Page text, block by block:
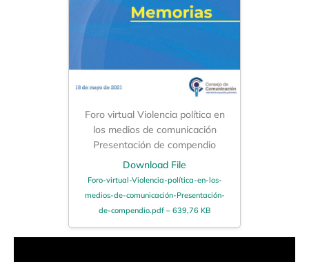
Foro virtual Violencia política en
los medios de comunicación
Presentación de compendio
Download File
Foro-virtual-Violencia-política-en-los-
medios-de-comunicación-Presentación-
de-compendio.pdf – 639,76 KB